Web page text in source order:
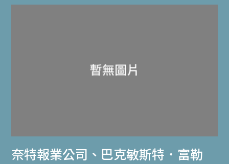
奈特報業公司 、 巴克敏斯特．富勒